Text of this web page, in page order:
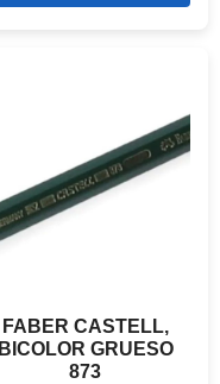
FABER CASTELL,
BICOLOR GRUESO
873